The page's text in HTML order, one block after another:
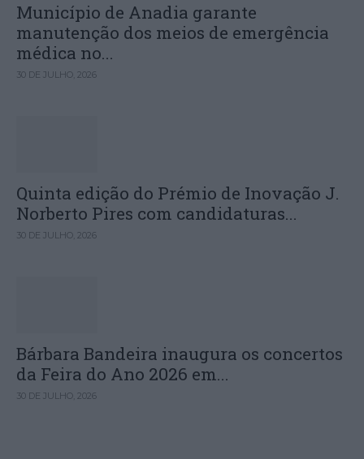
Município de Anadia garante
manutenção dos meios de emergência
médica no...
30 DE JULHO, 2026
Quinta edição do Prémio de Inovação J.
Norberto Pires com candidaturas...
30 DE JULHO, 2026
Bárbara Bandeira inaugura os concertos
da Feira do Ano 2026 em...
30 DE JULHO, 2026